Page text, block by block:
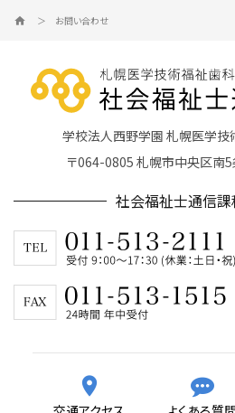
home ＞ お問い合わせ
学校法人西野学園 札幌医学
〒064-0805 札幌市中央区南
社会福祉士通信